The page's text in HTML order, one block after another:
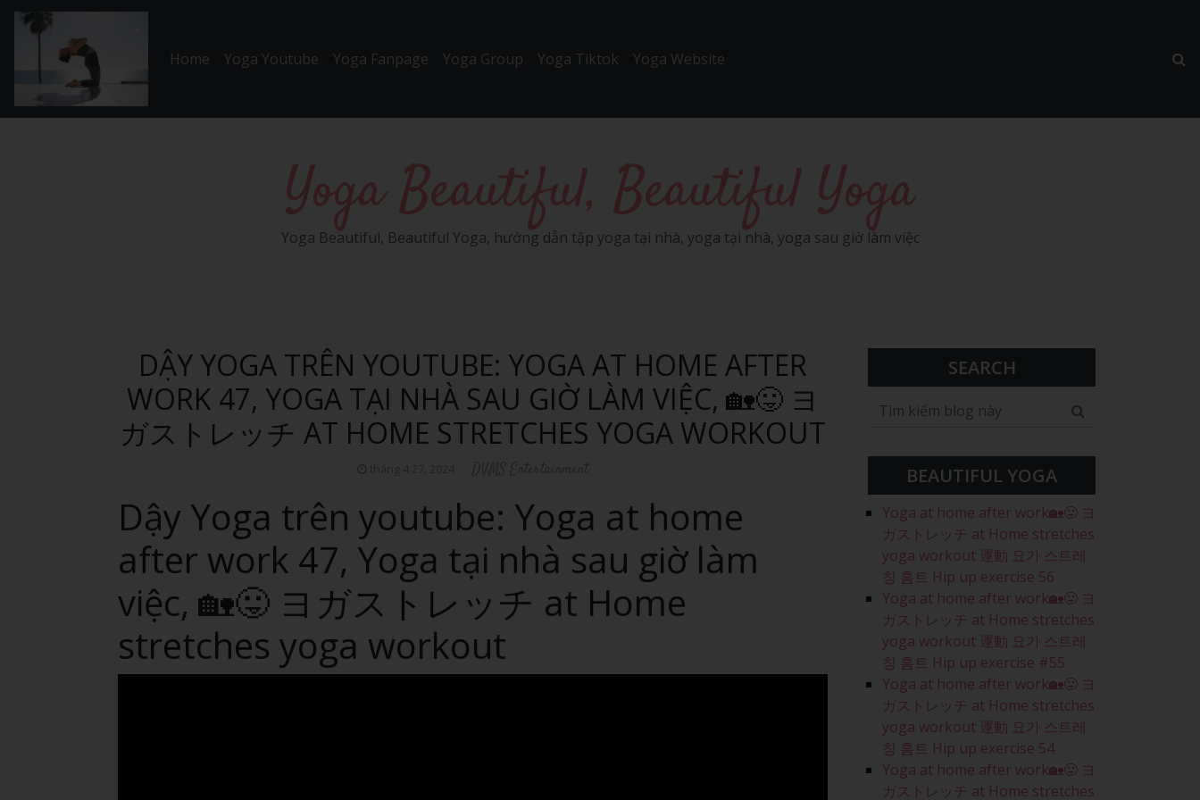
Chuyển đến nội dung chính
Home Yoga Youtube Yoga Fanpage Yoga Group Yoga Tiktok Yoga Website
Yoga Beautiful, Beautiful Yoga
Yoga Beautiful, Beautiful Yoga, hướng dẫn tập yoga tại nhà, yoga tại nhà, yoga sau giờ làm việc
DẬY YOGA TRÊN YOUTUBE: YOGA AT HOME AFTER
WORK 47, YOGA TẠI NHÀ SAU GIỜ LÀM VIỆC, 🏡😛 ヨ
ガストレッチ AT HOME STRETCHES YOGA WORKOUT
Dậy Yoga trên youtube: Yoga at home
after work 47, Yoga tại nhà sau giờ làm
việc, 🏡😛 ヨガストレッチ at Home
stretches yoga workout
SEARCH
BEAUTIFUL YOGA
Yoga at home after work🏡😛 ヨ
ガストレッチ at Home stretches
yoga workout 運動 요가 스트레
칭 홈트 Hip up exercise 56
Yoga at home after work🏡😛 ヨ
ガストレッチ at Home stretches
yoga workout 運動 요가 스트레
칭 홈트 Hip up exercise #55
Yoga at home after work🏡😛 ヨ
ガストレッチ at Home stretches
yoga workout 運動 요가 스트레
칭 홈트 Hip up exercise 54
Yoga at home after work🏡😛 ヨ
ガストレッチ at Home stretches